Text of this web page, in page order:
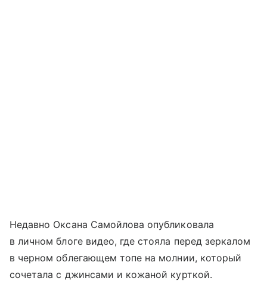
Недавно Оксана Самойлова опубликовала
в личном блоге видео, где стояла перед зеркалом
в черном облегающем топе на молнии, который
сочетала с джинсами и кожаной курткой.